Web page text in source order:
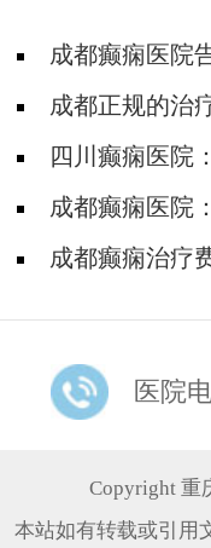
成都癫痫医院
成都正规的治
四川癫痫医院
成都癫痫医院
成都癫痫治疗
医院
Copyright 重
本站如有转载或引用